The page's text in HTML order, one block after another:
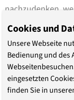
nachzudenken,
welche
Deutschland
In diesem ersten
darum gegangen,
junge Menschen
Cookies und
Unsere Webseite
Bedienung und des
eingesetzten
finden Sie in